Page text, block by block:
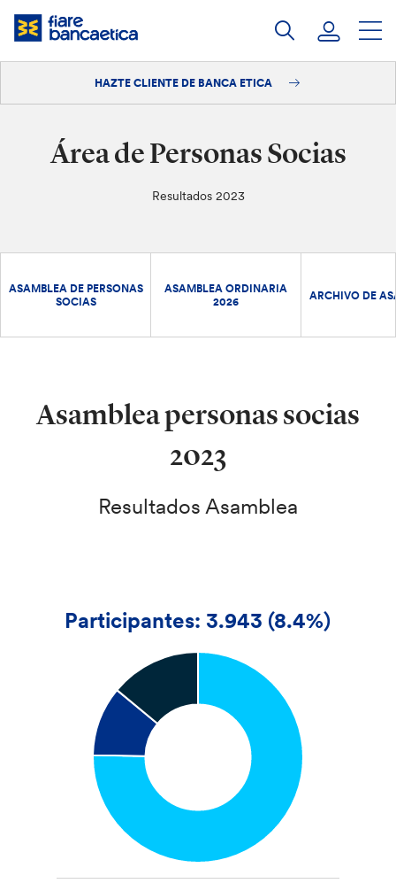
Saltar
HAZTE CLIENTE DE BANCA ETICA
Área de Personas Socias
Resultados 2023
ASAMBLEA DE PERSONAS
SOCIAS
ASAMBLEA ORDINARIA
2026
ARCHIVO DE
Asamblea personas socias
2023
Resultados Asamblea
Participantes: 3.943 (8.4%)